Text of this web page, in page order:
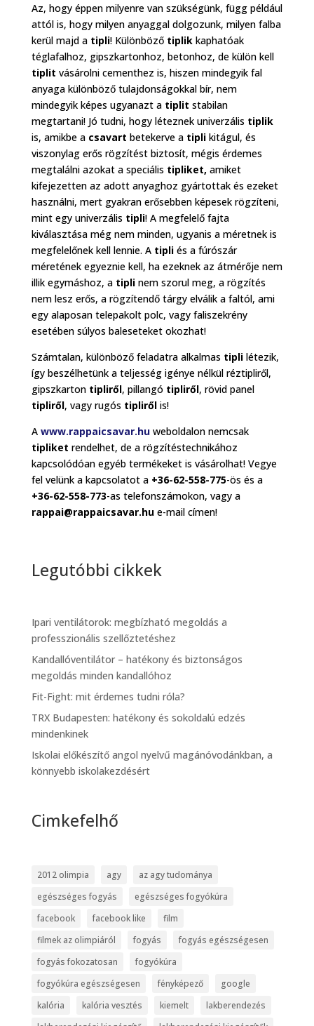
Az, hogy éppen milyenre van szükségünk, függ például
attól is, hogy milyen anyaggal dolgozunk, milyen falba
kerül majd a tipli! Különböző tiplikkaphatóak
téglafalhoz, gipszkartonhoz, betonhoz, de külön kell
tiplit vásárolni cementhez is, hiszen mindegyik fal
anyaga különböző tulajdonságokkal bír, nem
mindegyik képes ugyanazt a tiplit stabilan
megtartani! Jó tudni, hogy léteznek univerzális tiplik
is, amikbe a csavart betekerve a tiplikitágul, és
viszonylag erős rögzítést biztosít, mégis érdemes
megtalálni azokat a speciális tipliket, amiket
kifejezetten az adott anyaghoz gyártottak és ezeket
használni, mert gyakran erősebben képesek rögzíteni,
mint egy univerzális tipli! A megfelelő fajta
kiválasztása még nem minden, ugyanis a méretnek is
megfelelőnek kell lennie. A tipli és a fúrószár
méretének egyeznie kell, ha ezeknek az átmérője nem
illik egymáshoz, a tiplinem szorul meg, a rögzítés
nem lesz erős, a rögzítendő tárgy elválik a faltól, ami
egy alaposan telepakolt polc, vagy faliszekrény
esetében súlyos baleseteket okozhat!
Számtalan, különböző feladatra alkalmas tiplilétezik,
így beszélhetünk a teljesség igénye nélkül réztipliről,
gipszkarton tipliről, pillangó tipliről, rövid panel
tipliről, vagy rugós tiplirőlis!
A www.rappaicsavar.huweboldalon nemcsak
tipliket rendelhet, de a rögzítéstechnikához
kapcsolódóan egyéb termékeket is vásárolhat! Vegye
fel velünk a kapcsolatot a +36-62-558-775-ös és a
+36-62-558-773-as telefonszámokon, vagy a
rappai@rappaicsavar.hue-mail címen!
Legutóbbi cikkek
Ipari ventilátorok: megbízható megoldás a
professzionális szellőztetéshez
Kandallóventilátor – hatékony és biztonságos
megoldás minden kandallóhoz
Fit-Fight: mit érdemes tudni róla?
TRX Budapesten: hatékony és sokoldalú edzés
mindenkinek
Iskolai előkészítő angol nyelvű magánóvodánkban, a
könnyebb iskolakezdésért
Cimkefelhő
2012 olimpia agy
az agy tudománya
egészséges fogyás
egészséges fogyókúra
facebook
facebook like
film
filmek az olimpiáról
fogyás
fogyás egészségesen
fogyás fokozatosan
fogyókúra
fogyókúra egészségesen
fényképező
google
kalória
kalória vesztés kiemelt
lakberendezés